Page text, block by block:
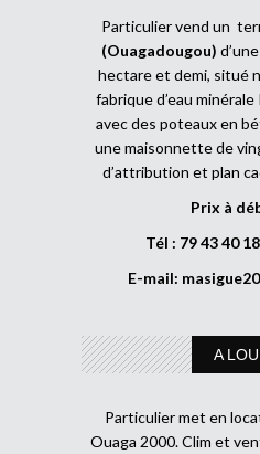
Particulier vend un
(Ouagadougou)
hectare et demi, situé
fabrique d’eau
avec des poteaux en
une maisonnette de
d’attribution et plan
Prix à
Tél : 79 43 40
E-mail:
A
Particulier met en
Ouaga 2000. Clim et